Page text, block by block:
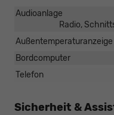
Audioanlage
Radio,
Außentemperaturanzeige
Bordcomputer
Telefon
Sicherheit &